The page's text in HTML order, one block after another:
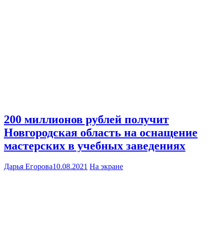
200 миллионов рублей получит
Новгородская область на оснащение
мастерских в учебных заведениях
Дарья Егорова10.08.2021 На экране